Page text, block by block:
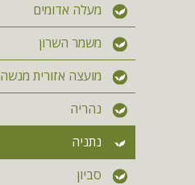
מעלה אדומים
משמר השרון
מועצה אזורית מנשה
נהריה
נתניה
סביון